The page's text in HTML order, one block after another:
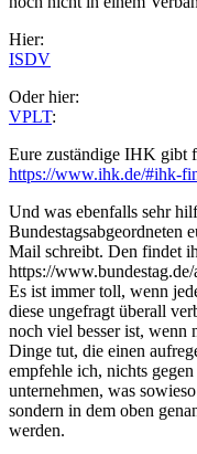
Hier:
ISDV
Oder hier:
VPLT:
Eure zuständige IHK gibt
https://www.ihk.de/#ihk-
Und was ebenfalls sehr
Bundestagsabgeordneten
Mail schreibt. Den findet
https://www.bundestag.de/
Es ist immer toll, wenn
diese ungefragt überall
noch viel besser ist, wenn
Dinge tut, die einen
empfehle ich, nichts
unternehmen, was
sondern in dem oben
werden.